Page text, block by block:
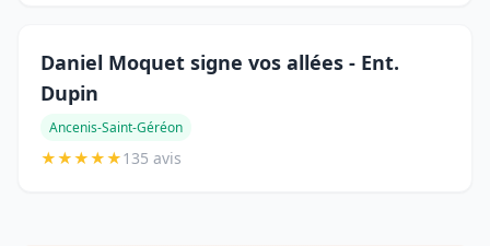
Daniel Moquet signe vos allées - Ent.
Dupin
Ancenis-Saint-Géréon
★★★★★135 avis